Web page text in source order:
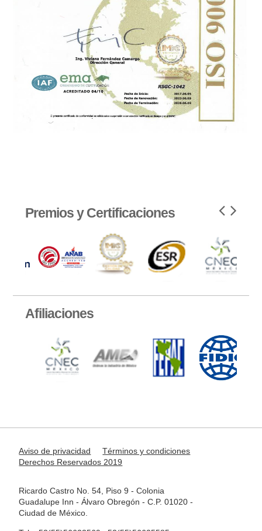
Premios y Certificaciones
Afiliaciones
Aviso de privacidad
Términos y condiciones
Derechos Reservados 2019
Ricardo Castro No. 54, Piso 9 - Colonia
Guadalupe Inn - Álvaro Obregón - C.P. 01020 -
Ciudad de México.